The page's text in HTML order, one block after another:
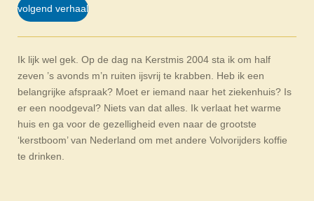
volgend verhaal
Ik lijk wel gek. Op de dag na Kerstmis 2004 sta ik om half
zeven ’s avonds m’n ruiten ijsvrij te krabben. Heb ik een
belangrijke afspraak? Moet er iemand naar het ziekenhuis? Is
er een noodgeval? Niets van dat alles. Ik verlaat het warme
huis en ga voor de gezelligheid even naar de grootste
‘kerstboom’ van Nederland om met andere Volvorijders koffie
te drinken.